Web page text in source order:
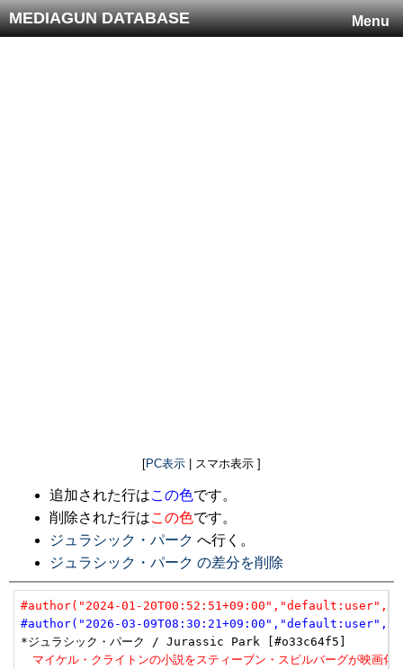
Menu
MEDIAGUN DATABASE
[PC表示 | スマホ表示 ]
追加された行はこの色です。
削除された行はこの色です。
ジュラシック・パーク へ行く。
ジュラシック・パーク の差分を削除
#author("2024-01-
#author("2026-03-
マイケル・クライトンの小説をスティーブン・スピルバーグが映画化